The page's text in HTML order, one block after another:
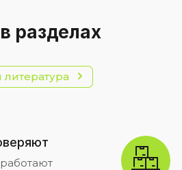
разделах